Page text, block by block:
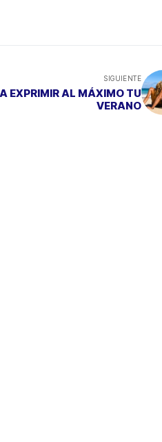
SIGUIENTE
EXPRIMIR AL MÁXIMO TU
VERANO